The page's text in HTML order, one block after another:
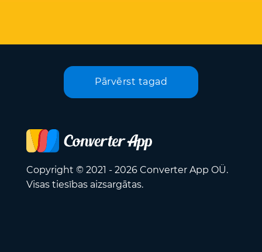
Pārvērst tagad
Copyright © 2021 - 2026 Converter App OÜ.
Visas tiesības aizsargātas.